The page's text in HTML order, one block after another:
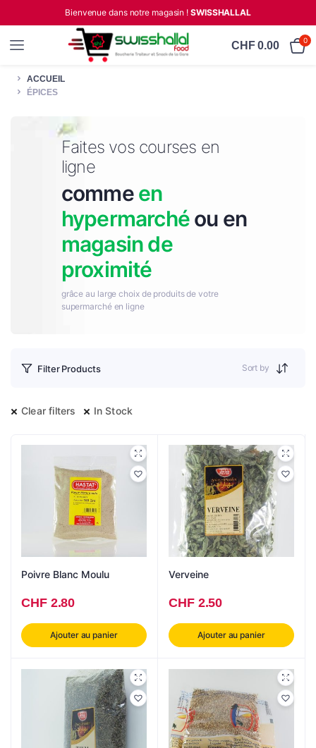
Bienvenue dans notre magasin ! SWISSHALLAL
CHF0.00 0
ACCUEIL
ÉPICES
Faites vos courses en
ligne
commeen
hypermarchéou en
magasin de
proximité
grâce au large choix de produits de votre
supermarché en ligne
Filter Products Sort by
Clear filters In Stock
Poivre Blanc Moulu
CHF2.80
Ajouter au panier
Verveine
CHF2.50
Ajouter au panier